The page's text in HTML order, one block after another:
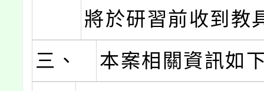
將於研習前收到教
三、
本案相關資訊如